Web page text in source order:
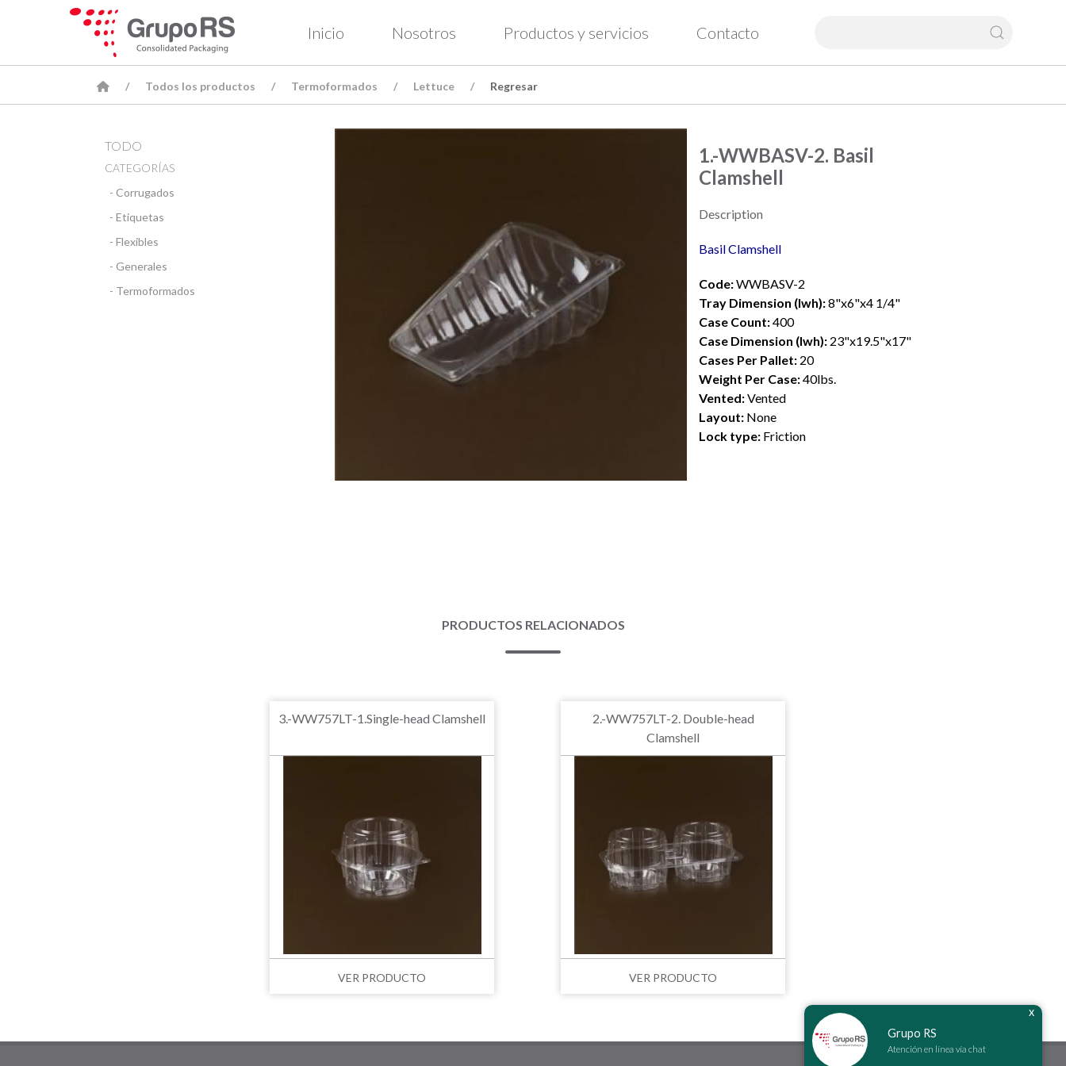
Inicio Nosotros Productos y servicios Contacto
Todos los productos Termoformados Lettuce Regresar
TODO
CATEGORÍAS
- Corrugados
- Etiquetas
- Flexibles
- Generales
- Termoformados
1.-WWBASV-2. Basil
Clamshell
Description
Basil Clamshell
Code:WWBASV-2
Tray Dimension (lwh):8"x6"x4 1/4"
Case Count:400
Case Dimension (lwh): 23"x19.5"x17"
Cases Per Pallet: 20
Weight Per Case:40lbs.
Vented:Vented
Layout: None
Lock type: Friction
PRODUCTOS RELACIONADOS
3.-WW757LT-1.Single-head Clamshell
VER PRODUCTO
2.-WW757LT-2. Double-head
Clamshell
VER PRODUCTO
Grupo RS
Atención en línea vía chat
x